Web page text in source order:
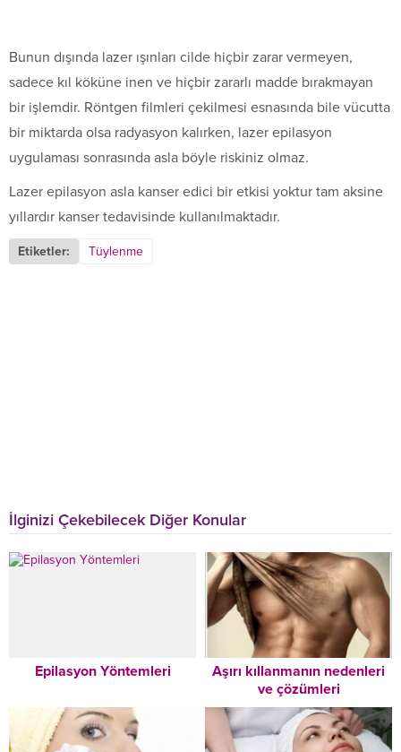
Bunun dışında lazer ışınları cilde hiçbir zarar vermeyen,
sadece kıl köküne inen ve hiçbir zararlı madde bırakmayan
bir işlemdir. Röntgen filmleri çekilmesi esnasında bile vücutta
bir miktarda olsa radyasyon kalırken, lazer epilasyon
uygulaması sonrasında asla böyle riskiniz olmaz.
Lazer epilasyon asla kanser edici bir etkisi yoktur tam aksine
yıllardır kanser tedavisinde kullanılmaktadır.
Etiketler: Tüylenme
İlginizi Çekebilecek Diğer Konular
Epilasyon Yöntemleri
Aşırı kıllanmanın nedenleri
ve çözümleri